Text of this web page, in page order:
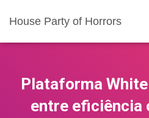
House Party of Horrors
Plataforma
entre eficiência